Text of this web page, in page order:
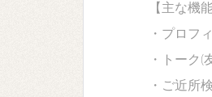
【主な機
・プロフ
・トーク
・ご近所